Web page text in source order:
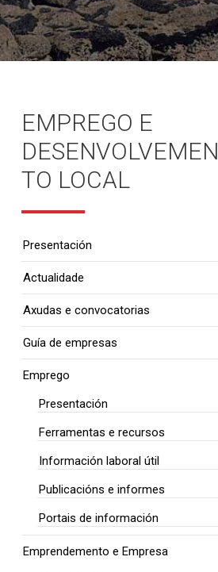
EMPREGO E
DESENVOLVEMEN
TO LOCAL
Presentación
Actualidade
Axudas e convocatorias
Guía de empresas
Emprego
Presentación
Ferramentas e recursos
Información laboral útil
Publicacións e informes
Portais de información
Emprendemento e Empresa